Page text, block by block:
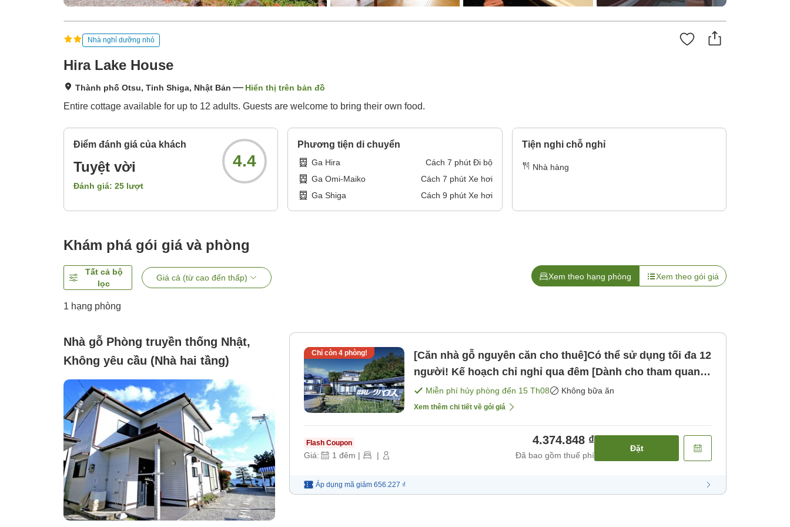
Nhà nghỉ dưỡng nhỏ
Hira Lake House
Thành phố Otsu, Tỉnh Shiga, Nhật Bản Hiển thị trên bản đồ
Entire cottage available for up to 12 adults. Guests are welcome to bring their own food.
Điểm đánh giá của khách
Tuyệt vời
Đánh giá: 25 lượt
4.4
Phương tiện di chuyển
Ga Hira Cách 7 phút Đi bộ
Ga Omi-Maiko
Cách 7 phút Xe hơi
Ga Shiga
Cách 9 phút Xe hơi
Tiện nghi chỗ nghỉ
Nhà hàng
Khám phá gói giá và phòng
Tất cả bộ
lọc
Giá cả (từ cao đến thấp) Xem theo hạng phòng Xem theo gói giá
1 hạng phòng
Nhà gỗ Phòng truyền thống Nhật,
Không yêu cầu (Nhà hai tầng)
Chỉ còn 4phòng!
[Căn nhà gỗ nguyên căn cho thuê]Có thể sử dụng tối đa 12
người! Kế hoạch chỉ nghỉ qua đêm [Dành cho tham quan
Kyoto, giải trí! Tự nấu ăn cũng OK] [Không bao gồm bữa
ăn]
Miễn phí hủy phòng đến 15 Th08 Không bữa ăn
Xem thêm chi tiết về gói giá
Flash Coupon
Giá: 1 đêm | |
4.374.848 ₫
Đã bao gồm thuế phí
Đặt
Áp dụng mã giảm 656.227 ₫